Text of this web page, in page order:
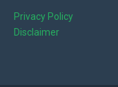
Privacy Policy
Disclaimer